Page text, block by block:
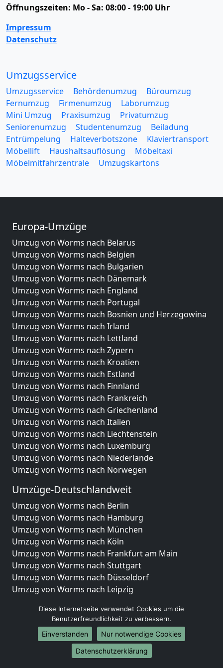
Öffnungszeiten: Mo - Sa: 08:00 - 19:00 Uhr
Impressum
Datenschutz
Umzugsservice
Umzugsservice Behördenumzug
Büroumzug
Fernumzug
Firmenumzug
Laborumzug
Mini Umzug
Praxisumzug
Privatumzug
Seniorenumzug
Studentenumzug
Beiladung
Entrümpelung
Halteverbotszone
Klaviertransport
Möbellift
Haushaltsauflösung
Möbeltaxi
Möbelmitfahrzentrale
Umzugskartons
Europa-Umzüge
Umzug von Worms nach Belarus
Umzug von Worms nach Belgien
Umzug von Worms nach Bulgarien
Umzug von Worms nach Dänemark
Umzug von Worms nach England
Umzug von Worms nach Portugal
Umzug von Worms nach Bosnien und Herzegowina
Umzug von Worms nach Irland
Umzug von Worms nach Lettland
Umzug von Worms nach Zypern
Umzug von Worms nach Kroatien
Umzug von Worms nach Estland
Umzug von Worms nach Finnland
Umzug von Worms nach Frankreich
Umzug von Worms nach Griechenland
Umzug von Worms nach Italien
Umzug von Worms nach Liechtenstein
Umzug von Worms nach Luxemburg
Umzug von Worms nach Niederlande
Umzug von Worms nach Norwegen
Umzüge-Deutschlandweit
Umzug von Worms nach Berlin
Umzug von Worms nach Hamburg
Umzug von Worms nach München
Umzug von Worms nach Köln
Umzug von Worms nach Frankfurt am Main
Umzug von Worms nach Stuttgart
Umzug von Worms nach Düsseldorf
Umzug von Worms nach Leipzig
Umzug von Worms nach Essen
Umzug von Worms nach Bremen
Umzug von Worms nach Dresden
Umzug von Worms nach Hannover
Umzug von Worms nach Nürnberg
Diese Internetseite verwendet Cookies um die
Benutzerfreundlichkeit zu verbessern.
Einverstanden
Nur notwendige Cookies
Datenschutzerklärung